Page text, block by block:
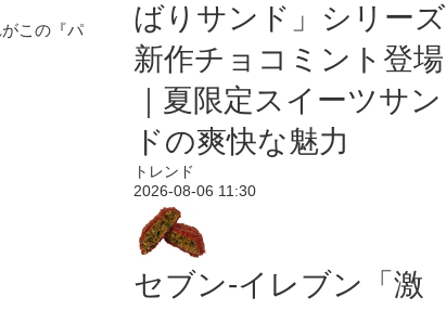
この『パ
ばりサンド」シリーズ
新作チョコミント登場
｜夏限定スイーツサン
ドの爽快な魅力
トレンド
2026-08-06 11:30
セブン-イレブン「激